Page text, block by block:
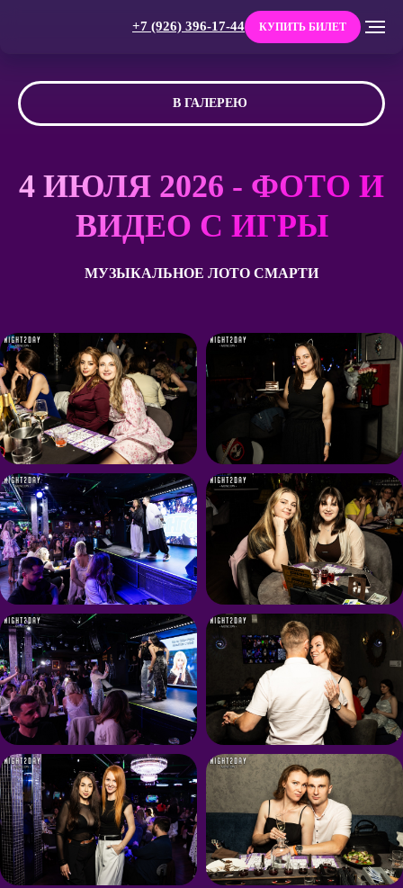
+7 (926) 396-17-44 КУПИТЬ БИЛЕТ
В ГАЛЕРЕЮ
4 ИЮЛЯ 2026 - ФОТО И
ВИДЕО С ИГРЫ
МУЗЫКАЛЬНОЕ ЛОТО СМАРТИ